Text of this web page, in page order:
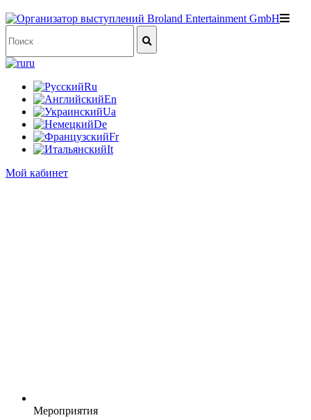
ru
Ru
En
Ua
De
Fr
It
Мой кабинет
Мероприятия